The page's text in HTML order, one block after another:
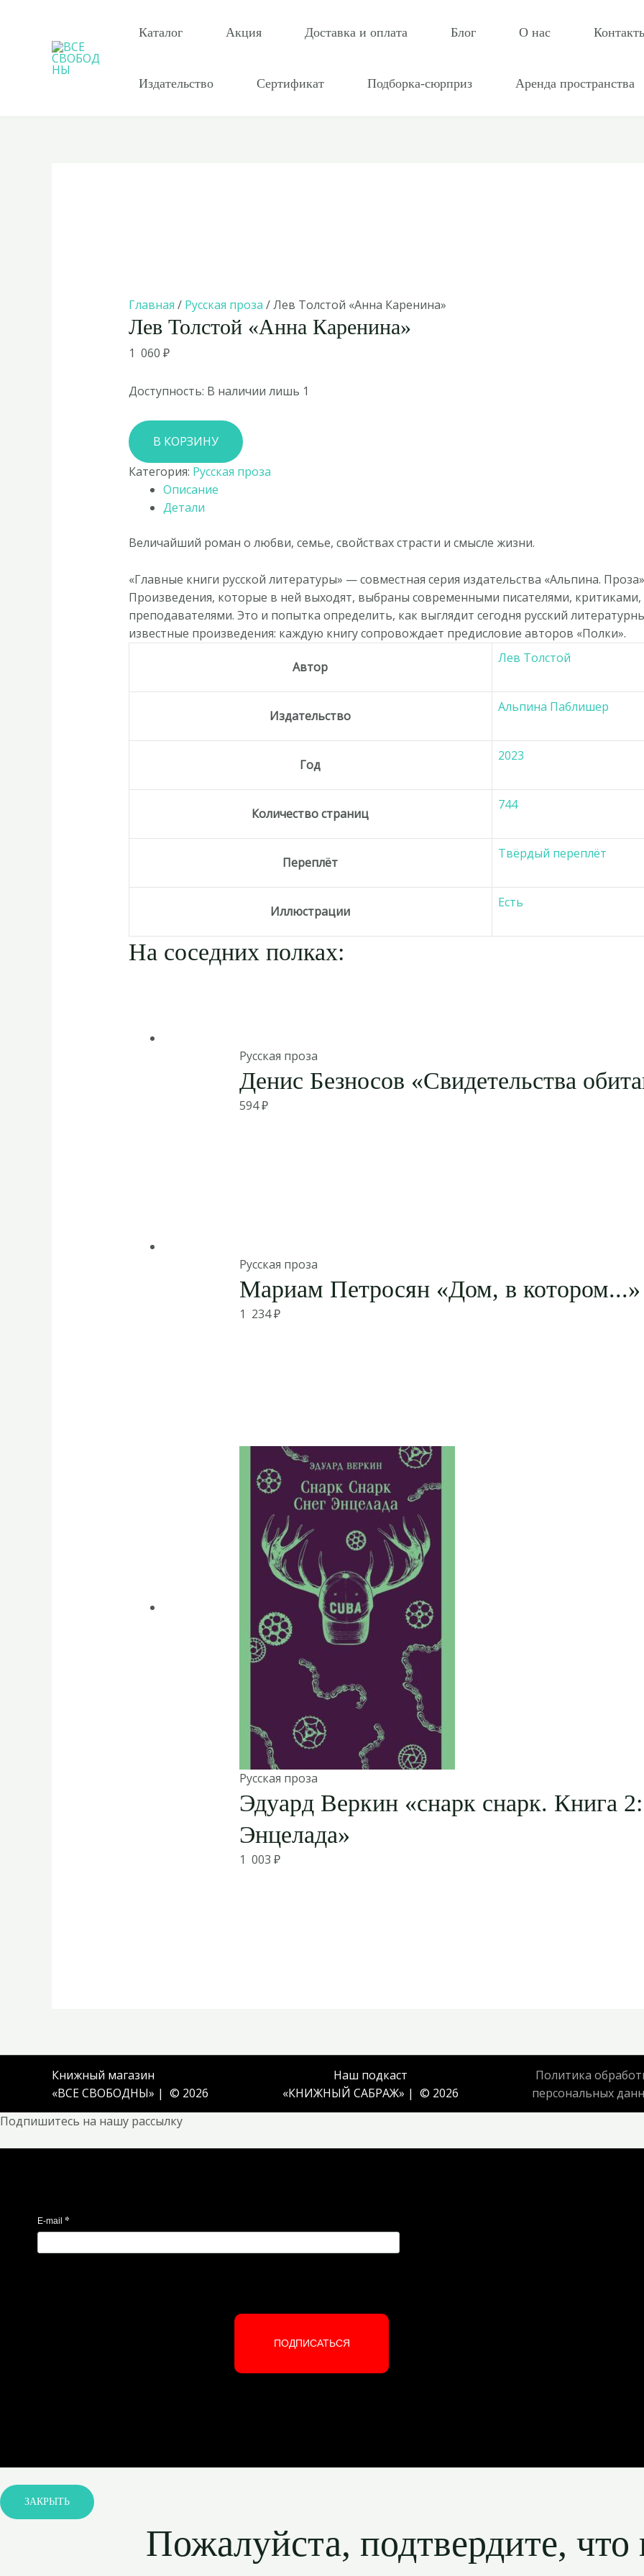
содержимому
Каталог Акция Доставка и оплата Блог О нас
Издательство Сертификат Подборка-сюрприз Аренда пространства
Главная / Русская проза / Лев Толстой «Анна Каренина»
Лев Толстой «Анна Каренина»
1 060 ₽
Доступность: В наличии лишь 1
Количество
товара
Лев
Толстой
Каренина»
В КОРЗИНУ
Категория: Русская проза
Описание
Детали
Величайший роман о любви, семье, свойствах страсти и смысле жизни.
«Главные книги русской литературы» — совместная серия издательства «Альпина.
Произведения, которые в ней выходят, выбраны современными писателями,
преподавателями. Это и попытка определить, как выглядит сегодня русский
известные произведения: каждую книгу сопровождает предисловие авторов «Полки».
Автор
Лев Толстой
Издательство
Альпина Паблишер
Год
2023
Количество страниц
744
Переплёт
Твёрдый переплёт
Иллюстрации
Есть
На соседних полках:
Русская проза
Денис Безносов «Свидетельства
594₽
Русская проза
Мариам Петросян «Дом, в
1 234₽
Русская проза
Эдуард Веркин «cнарк снарк. Книга
Энцелада»
1 003₽
Книжный магазин
«ВСЕ СВОБОДНЫ» | © 2026
Наш подкаст
«КНИЖНЫЙ САБРАЖ» | © 2026
Политика
персональных
Подпишитесь на нашу рассылку
E-mail *
ПОДПИСАТЬСЯ
ЗАКРЫТЬ
Пожалуйста, подтвердите, что